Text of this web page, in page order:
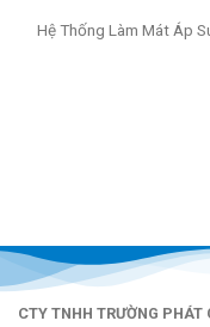
Hệ Thống Làm Mát Áp
CTY TNHH TRƯỜNG